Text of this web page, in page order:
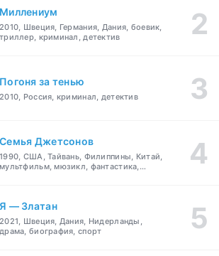
Миллениум
2010, Швеция, Германия, Дания, боевик,
триллер, криминал, детектив
Погоня за тенью
2010, Россия, криминал, детектив
Семья Джетсонов
1990, США, Тайвань, Филиппины, Китай,
мультфильм, мюзикл, фантастика,
Я — Златан
2021, Швеция, Дания, Нидерланды,
драма, биография, спорт